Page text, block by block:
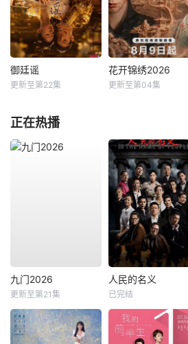
御廷谣
更新至第22集
花开锦绣2026
更新至第04集
正在热播
九门2026
更新至第21集
人民的名义
已完结